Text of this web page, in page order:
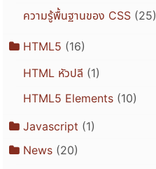
ความรู้พื้นฐานของ CSS(25)
HTML5 (16)
HTML หัวปลี (1)
HTML5 Elements(10)
Javascript (1)
News (20)